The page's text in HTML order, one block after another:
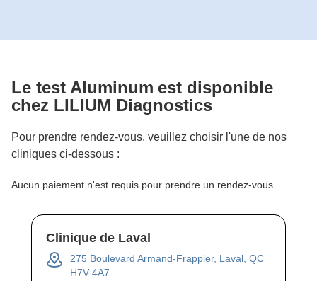
Le test Aluminum est disponible
chez LILIUM Diagnostics
Pour prendre rendez-vous, veuillez choisir l'une de nos
cliniques ci-dessous :
Aucun paiement n'est requis pour prendre un rendez-vous.
Clinique de Laval
275 Boulevard Armand-Frappier, Laval, QC
H7V 4A7